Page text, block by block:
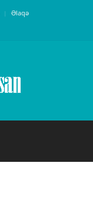
Əlaqə